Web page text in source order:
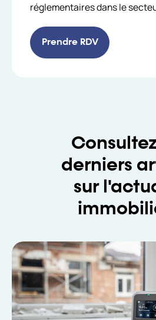
réglementaires dans le
Prendre RDV
derniers
sur